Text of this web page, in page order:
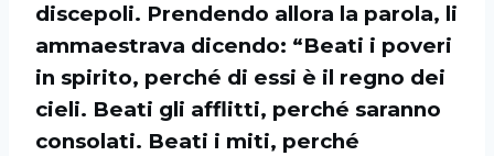
discepoli. Prendendo allora la parola, li
ammaestrava dicendo: “Beati i poveri
in spirito, perché di essi è il regno dei
cieli. Beati gli afflitti, perché saranno
consolati. Beati i miti, perché